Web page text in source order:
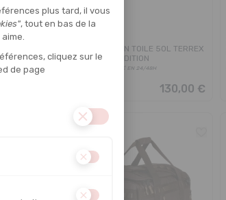
SAC DUFFEL EN TOILE 50L TERREX
XPERIOR EXPEDITION
EN STOCK - EXPÉDIÉ EN 24/48H
130,00 €